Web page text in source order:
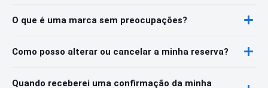
O que é uma marca sem preocupações?
Como posso alterar ou cancelar a minha reserva?
Quando receberei uma confirmação da minha